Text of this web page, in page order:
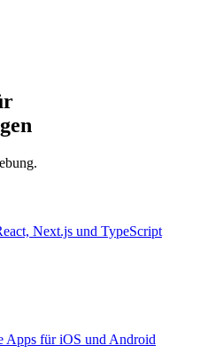
Next.js und TypeScript
Apps für iOS und Android